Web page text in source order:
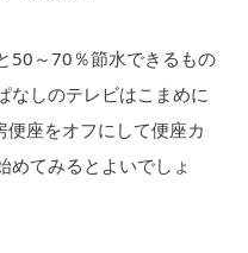
50～70％節水できるもの
なしのテレビはこまめに
座をオフにして便座カ
めてみるとよいでしょ